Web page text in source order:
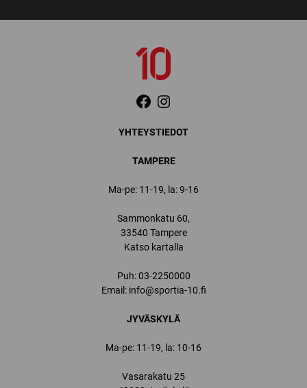
YHTEYSTIEDOT
TAMPERE
Ma-pe: 11-19, la: 9-16
Sammonkatu 60,
33540 Tampere
Katso kartalla
Puh:03-2250000
Email: info@sportia-10.fi
JYVÄSKYLÄ
Ma-pe: 11-19, la: 10-16
Vasarakatu 25